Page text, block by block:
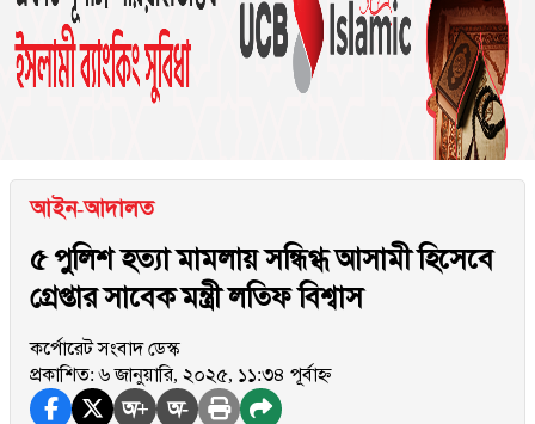
আইন-আদালত
৫ পুলিশ হত্যা মামলায় সন্ধিগ্ধ আসামী হিসেবে
গ্রেপ্তার সাবেক মন্ত্রী লতিফ বিশ্বাস
কর্পোরেট সংবাদ ডেস্ক
প্রকাশিত: ৬ জানুয়ারি, ২০২৫, ১১:৩৪ পূর্বাহ্ন
অ+ অ-